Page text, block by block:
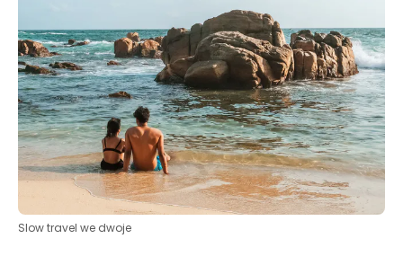
Slow travel we dwoje